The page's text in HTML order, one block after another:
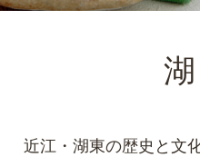
近江・湖東の歴史と文